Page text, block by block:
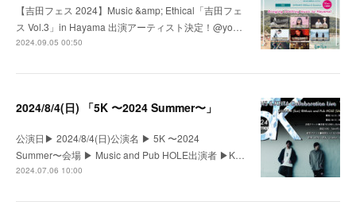
【吉田フェス 2024】Music &amp; Ethical「吉田フェ
ス Vol.3」in Hayama 出演アーティスト決定！@yo…
2024.09.05 00:50
2024/8/4(日) 「5K 〜2024 Summer〜」
公演日▶︎ 2024/8/4(日)公演名 ▶︎ 5K 〜2024
Summer〜会場 ▶︎ Music and Pub HOLE出演者 ▶︎K…
2024.07.06 10:00